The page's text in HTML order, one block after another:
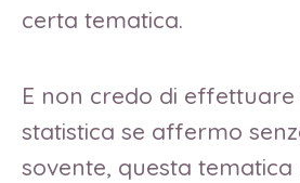
certa tematica.
E non credo di
statistica se affermo
sovente, questa